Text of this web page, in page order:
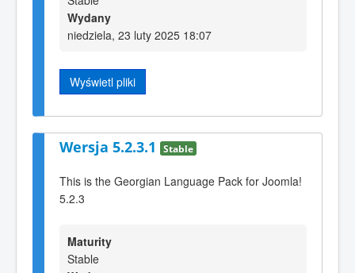
Wydany
niedziela, 23 luty 2025 18:07
Wyświetl pliki
Wersja 5.2.3.1 Stable
This is the Georgian Language Pack for Joomla!
5.2.3
Maturity
Stable